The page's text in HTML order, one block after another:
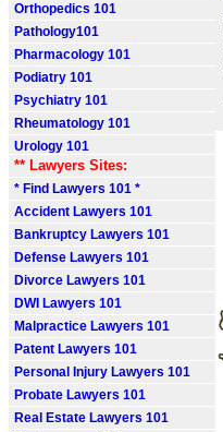
Orthopedics 101
Pathology101
Pharmacology 101
Podiatry 101
Psychiatry 101
Rheumatology 101
Urology 101
** Lawyers Sites:
* Find Lawyers 101 *
Accident Lawyers 101
Bankruptcy Lawyers 101
Defense Lawyers 101
Divorce Lawyers 101
DWI Lawyers 101
Malpractice Lawyers 101
Patent Lawyers 101
Personal Injury Lawyers 101
Probate Lawyers 101
Real Estate Lawyers 101